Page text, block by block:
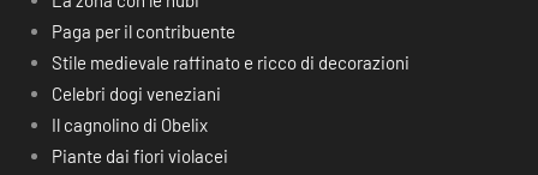
Paga per il contribuente
Stile medievale raffinato e ricco di decorazioni
Celebri dogi veneziani
Il cagnolino di Obelix
Piante dai fiori violacei